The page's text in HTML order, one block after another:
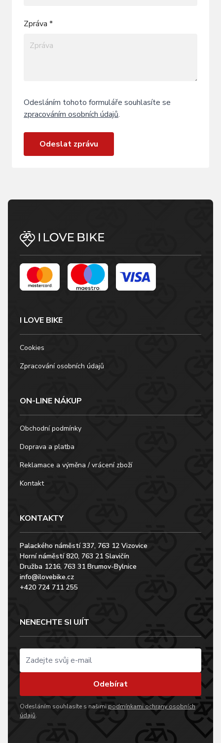
Zpráva *
Odesláním tohoto formuláře souhlasíte se
zpracováním osobních údajů.
Odeslat zprávu
I LOVE BIKE
Cookies
Zpracování osobních údajů
ON-LINE NÁKUP
Obchodní podmínky
Doprava a platba
Reklamace a výměna / vrácení zboží
Kontakt
KONTAKTY
Palackého náměstí 337, 763 12 Vizovice
Horní náměstí 820, 763 21 Slavičín
Družba 1216, 763 31 Brumov-Bylnice
info@ilovebike.cz
+420 724 711 255
NENECHTE SI UJÍT
Odebírat
Odesláním souhlasíte s našimi podmínkami ochrany osobních
údajů.